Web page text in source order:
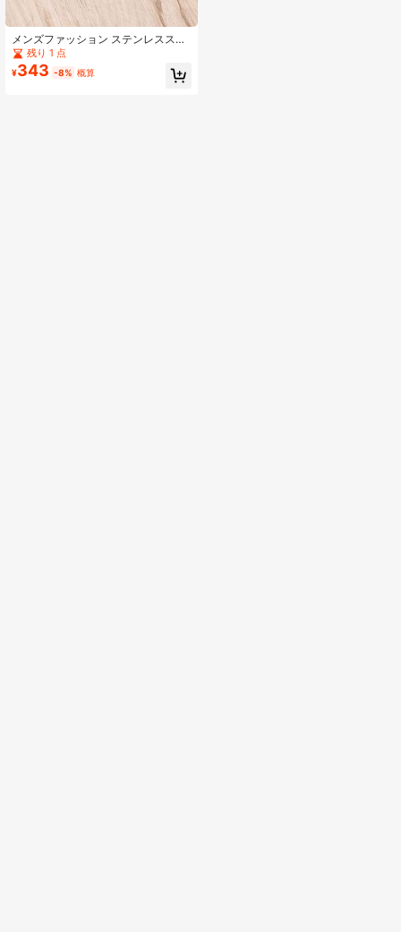
メンズファッション ステンレススチ
ールリング2個セット、ハイポアレル
ゲニックジュエリー、日常着用に適
したバレンタインデーのカップルへ
残り 1 点
¥343 -8% 概算